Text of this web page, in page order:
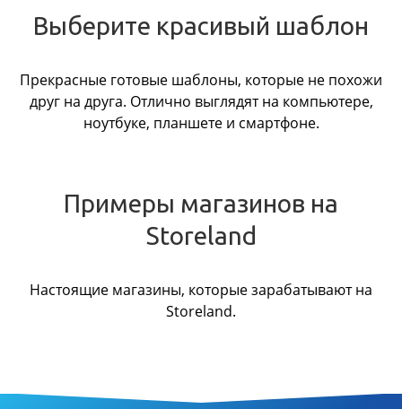
Выберите красивый шаблон
Прекрасные готовые шаблоны, которые не похожи
друг на друга. Отлично выглядят на компьютере,
ноутбуке, планшете и смартфоне.
Примеры магазинов на
Storeland
Настоящие магазины, которые зарабатывают на
Storeland.